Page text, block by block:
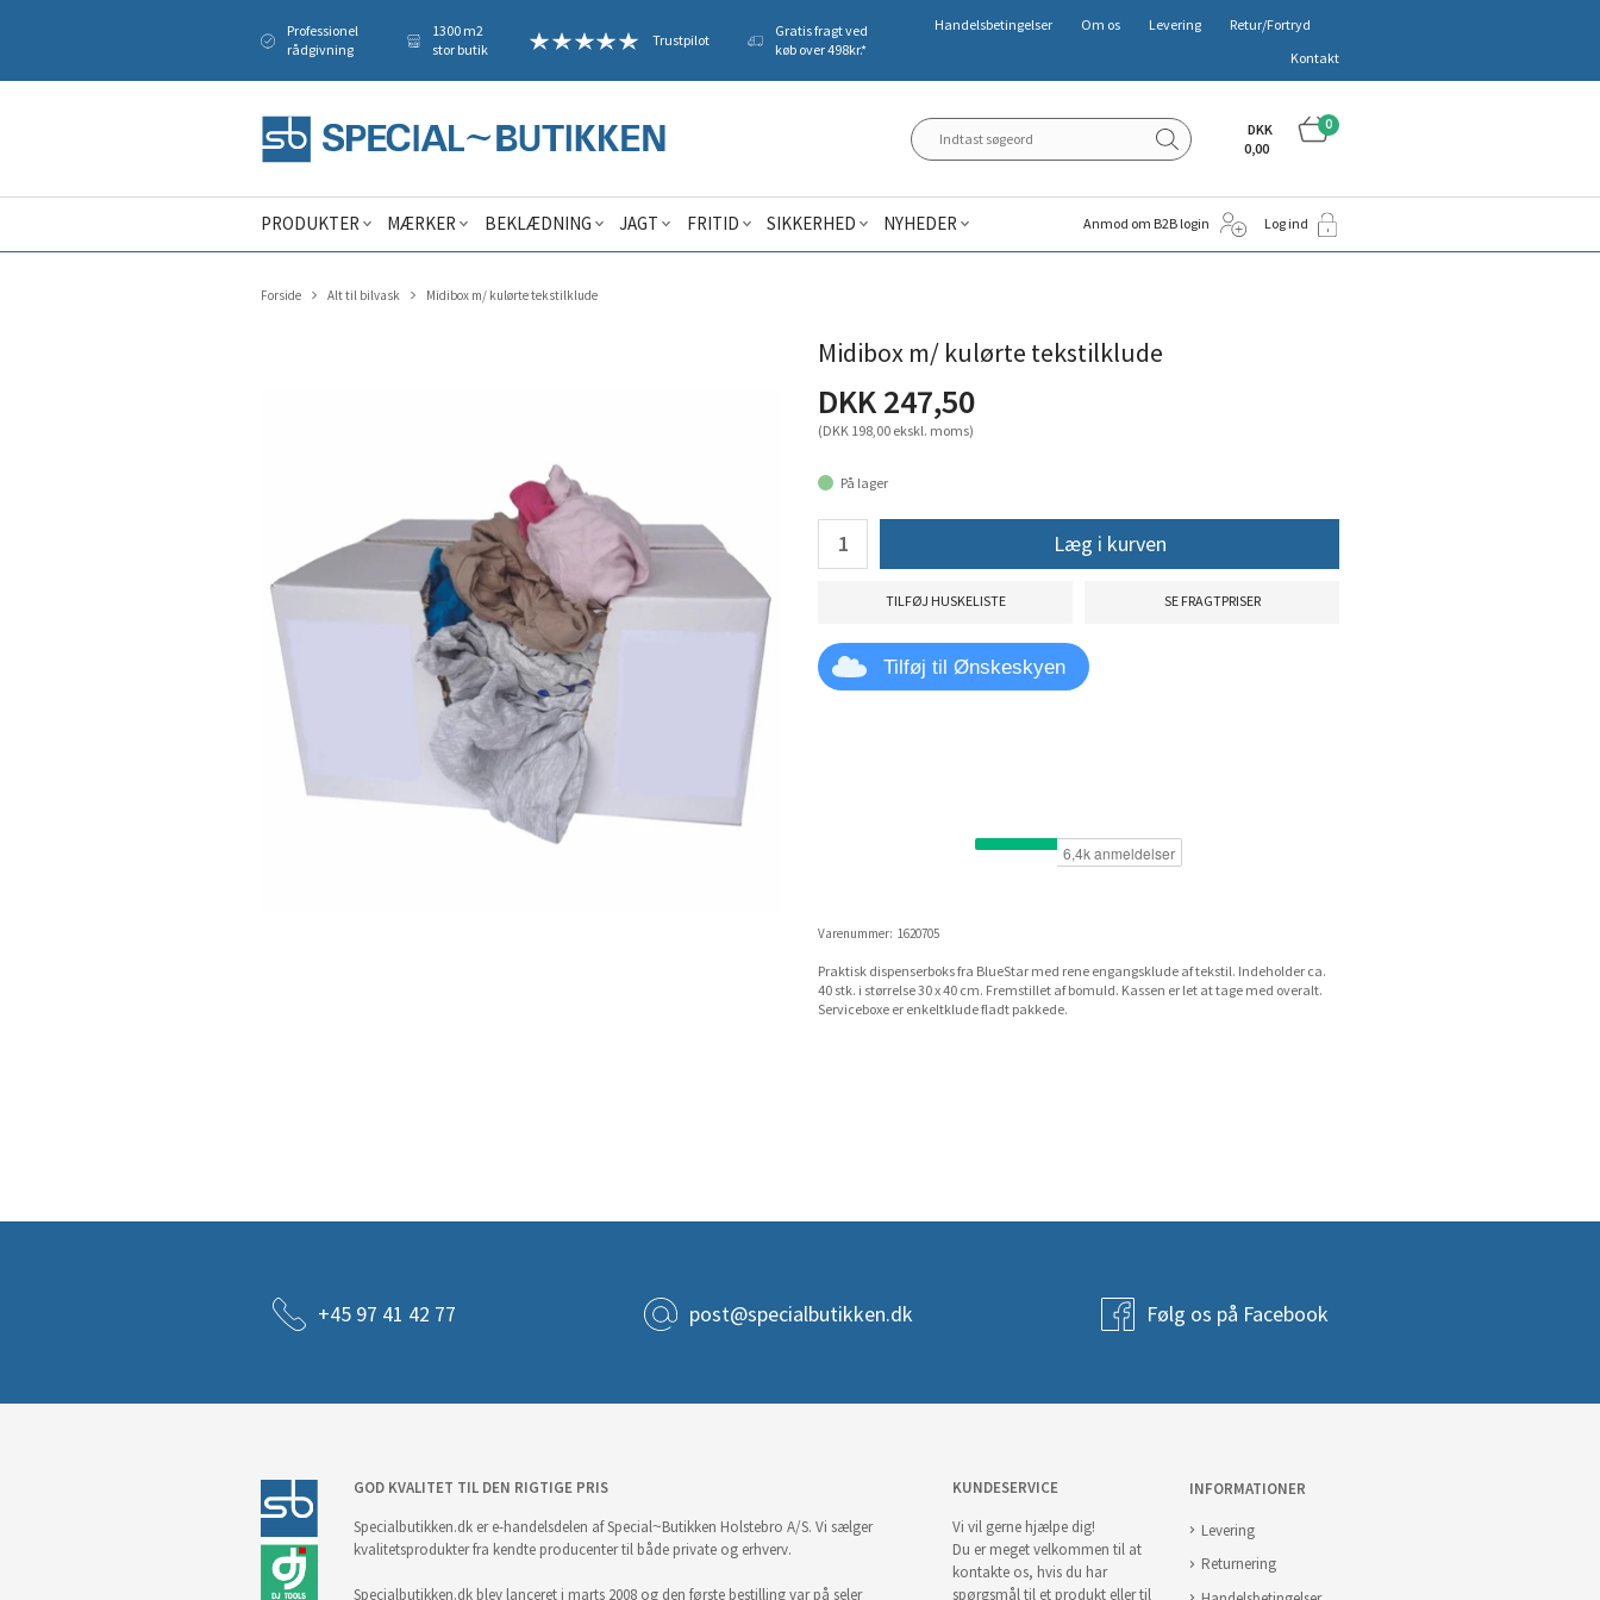
Professionel
rådgivning
1300 m2
stor butik
Trustpilot
Gratis fragt ved
køb over 498kr.*
Handelsbetingelser Om os Levering
Retur/Fortryd
Kontakt
0
DKK
0,00
PRODUKTER MÆRKER BEKLÆDNING JAGT FRITID SIKKERHED NYHEDER Anmod om B2B login Log ind
Forside Alt til bilvask Midibox m/ kulørte tekstilklude
Midibox m/ kulørte tekstilklude
DKK 247,50
(DKK 198,00 ekskl. moms)
På lager
Læg i kurven
TILFØJ HUSKELISTE SE FRAGTPRISER
Tilføj til Ønskeskyen
Varenummer: 1620705
Praktisk dispenserboks fra BlueStar med rene engangsklude af tekstil. Indeholder ca.
40 stk. i størrelse 30 x 40 cm. Fremstillet af bomuld. Kassen er let at tage med overalt.
Serviceboxe er enkeltklude fladt pakkede.
+45 97 41 42 77 post@specialbutikken.dk Følg os på Facebook
GOD KVALITET TIL DEN RIGTIGE PRIS
Specialbutikken.dk er e-handelsdelen af Special~Butikken Holstebro A/S. Vi sælger
kvalitetsprodukter fra kendte producenter til både private og erhverv.
Specialbutikken.dk blev lanceret i marts 2008 og den første bestilling var på seler
KUNDESERVICE
Vi vil gerne hjælpe dig!
Du er meget velkommen til at
kontakte os, hvis du har
spørgsmål til et produkt eller til
INFORMATIONER
Levering
Returnering